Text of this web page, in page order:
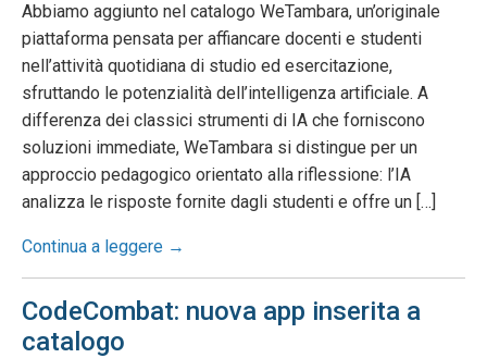
Abbiamo aggiunto nel catalogo WeTambara, un’originale
piattaforma pensata per affiancare docenti e studenti
nell’attività quotidiana di studio ed esercitazione,
sfruttando le potenzialità dell’intelligenza artificiale. A
differenza dei classici strumenti di IA che forniscono
soluzioni immediate, WeTambara si distingue per un
approccio pedagogico orientato alla riflessione: l’IA
analizza le risposte fornite dagli studenti e offre un […]
Continua a leggere →
CodeCombat: nuova app inserita a
catalogo